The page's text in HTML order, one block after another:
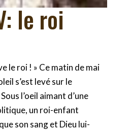
le roi
le roi ! » Ce matin de mai
s’est levé sur le
l’oeil aimant d’une
un roi-enfant
son sang et Dieu lui-